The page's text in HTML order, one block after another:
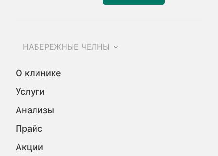
НАБЕРЕЖНЫЕ ЧЕЛНЫ
О клинике
Услуги
Анализы
Прайс
Акции